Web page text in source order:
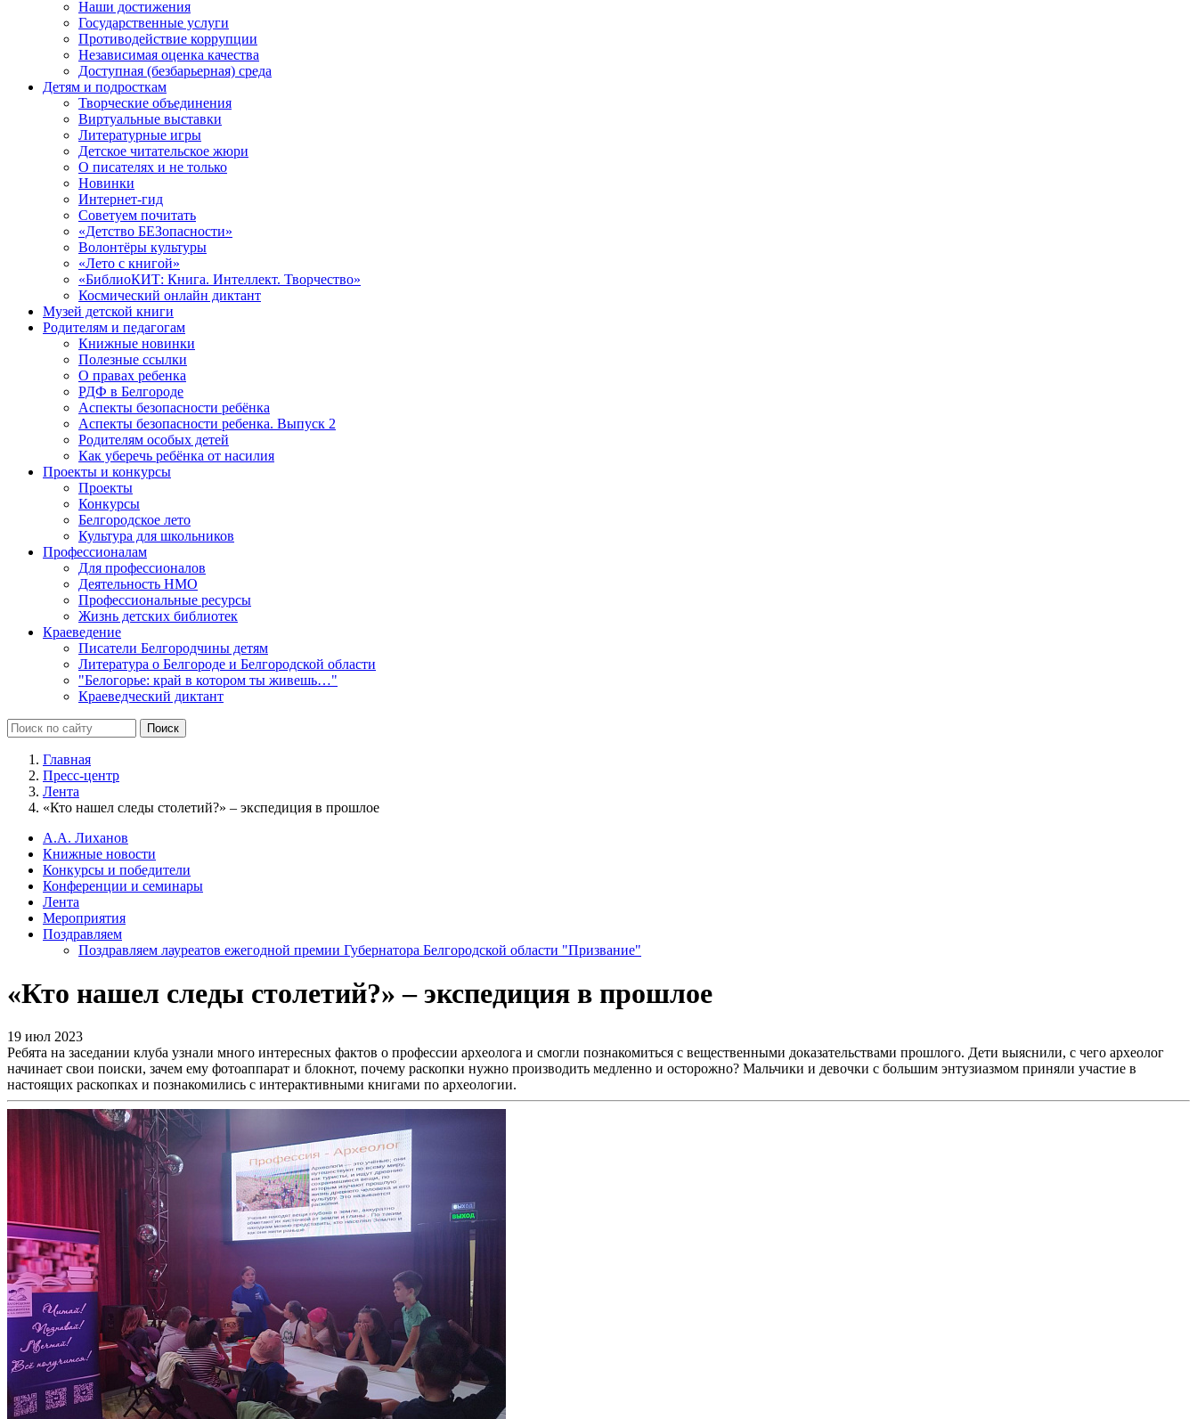
Наши достижения
Государственные услуги
Противодействие коррупции
Независимая оценка качества
Доступная (безбарьерная) среда
Детям и подросткам
Творческие объединения
Виртуальные выставки
Литературные игры
Детское читательское жюри
О писателях и не только
Новинки
Интернет-гид
Советуем почитать
«Детство БЕЗопасности»
Волонтёры культуры
«Лето с книгой»
«БиблиоКИТ: Книга. Интеллект. Творчество»
Космический онлайн диктант
Музей детской книги
Родителям и педагогам
Книжные новинки
Полезные ссылки
О правах ребенка
РДФ в Белгороде
Аспекты безопасности ребёнка
Аспекты безопасности ребенка. Выпуск 2
Родителям особых детей
Как уберечь ребёнка от насилия
Проекты и конкурсы
Проекты
Конкурсы
Белгородское лето
Культура для школьников
Профессионалам
Для профессионалов
Деятельность НМО
Профессиональные ресурсы
Жизнь детских библиотек
Краеведение
Писатели Белгородчины детям
Литература о Белгороде и Белгородской области
"Белогорье: край в котором ты живешь…"
Краеведческий диктант
Главная
Пресс-центр
Лента
«Кто нашел следы столетий?» – экспедиция в прошлое
А.А. Лиханов
Книжные новости
Конкурсы и победители
Конференции и семинары
Лента
Мероприятия
Поздравляем
Поздравляем лауреатов ежегодной премии Губернатора Белгородской области "Призвание"
«Кто нашел следы столетий?» – экспедиция в прошлое
19 июл 2023
Ребята на заседании клуба узнали много интересных фактов о профессии археолога и смогли познакомиться с вещественными доказательствами прошлого. Дети выяснили, с чего археолог
начинает свои поиски, зачем ему фотоаппарат и блокнот, почему раскопки нужно производить медленно и осторожно? Мальчики и девочки с большим энтузиазмом приняли участие в
настоящих раскопках и познакомились с интерактивными книгами по археологии.